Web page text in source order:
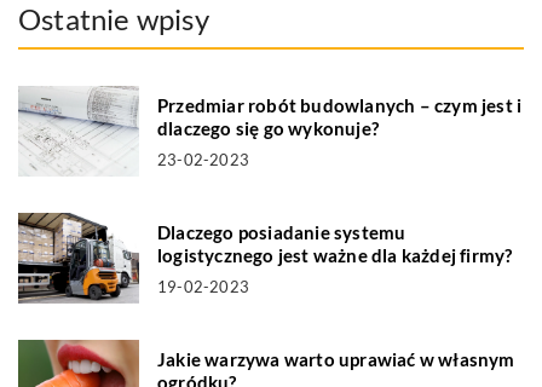
Ostatnie wpisy
Przedmiar robót budowlanych – czym jest i
dlaczego się go wykonuje?
23-02-2023
Dlaczego posiadanie systemu
logistycznego jest ważne dla każdej firmy?
19-02-2023
Jakie warzywa warto uprawiać w własnym
ogródku?